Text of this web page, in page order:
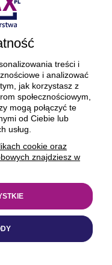
DOSTAWA
treści i
i analizować
jak korzystasz z
społecznościowym,
mogą połączyć te
od Ciebie lub
usług.
cookie oraz
znajdziesz w